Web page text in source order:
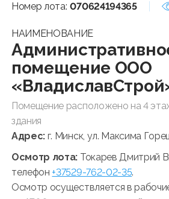
Номер лота: 070624194365
НАИМЕНОВАНИЕ
помещение ООО
Помещение расположено на 4
здания
Адрес: г. Минск, ул. Максима
Осмотр лота: Токарев Дмитрий
телефон+37529-762-02-35.
Осмотр осуществляется в